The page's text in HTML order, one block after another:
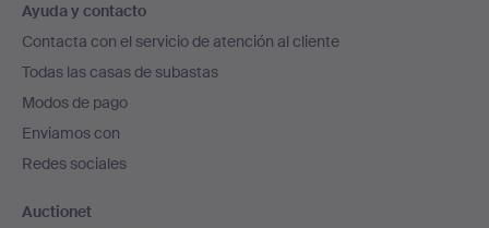
en
el
pie
de
página
Ayuda y contacto
Contacta con el servicio de atención al cliente
Todas las casas de subastas
Modos de pago
Enviamos con
Redes sociales
Auctionet